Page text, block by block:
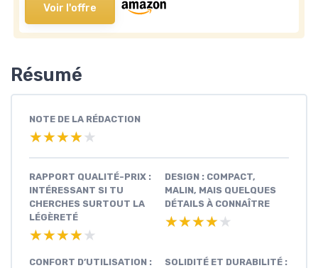
Voir l'offre
Résumé
NOTE DE LA RÉDACTION
★★★★★
★★★★★
RAPPORT QUALITÉ-PRIX :
INTÉRESSANT SI TU
CHERCHES SURTOUT LA
LÉGÈRETÉ
★★★★★
★★★★★
DESIGN : COMPACT,
MALIN, MAIS QUELQUES
DÉTAILS À CONNAÎTRE
★★★★★
★★★★★
CONFORT D’UTILISATION :
SOLIDITÉ ET DURABILITÉ :